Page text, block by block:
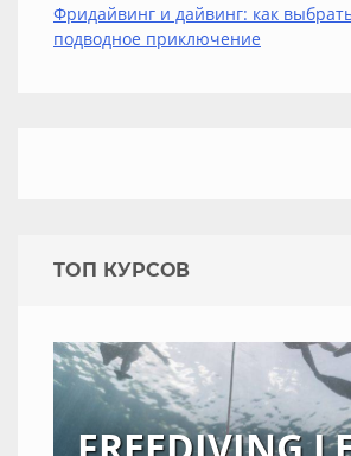
Фридайвинг и дайвинг: как
подводное приключение
TOП КУРСОВ